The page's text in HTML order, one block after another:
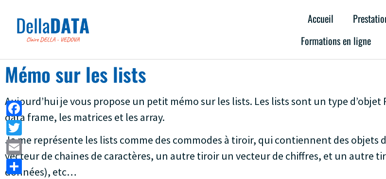
Accueil
Formations en ligne
Mémo sur les lists
Aujourd’hui je vous propose un petit mémo sur les lists. Les lists sont un type d’objet
data frame, les matrices et les array.
Je me représente les lists comme des commodes à tiroir, qui contiennent des
vecteur de chaines de caractères, un autre tiroir un vecteur de chiffres, et un autre
données), etc…
Facebook
Twitter
Email